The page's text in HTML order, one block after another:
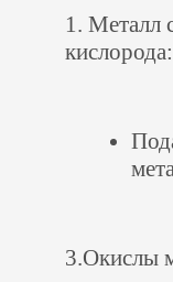
1. Металл
кислорода:
3.Окислы